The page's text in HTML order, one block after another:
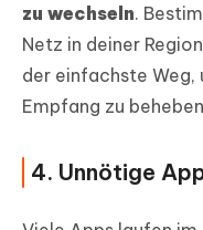
zu wechseln.
Netz in deiner
der einfachste Weg,
Empfang zu
4. Unnötige